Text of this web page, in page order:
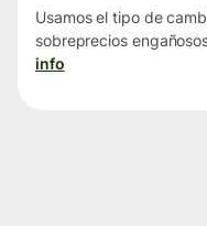
Usamos el tipo de
sobreprecios
info